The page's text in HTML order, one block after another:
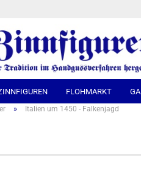
FLOHMARKT
» Italien um 1450 - Falkenjagd